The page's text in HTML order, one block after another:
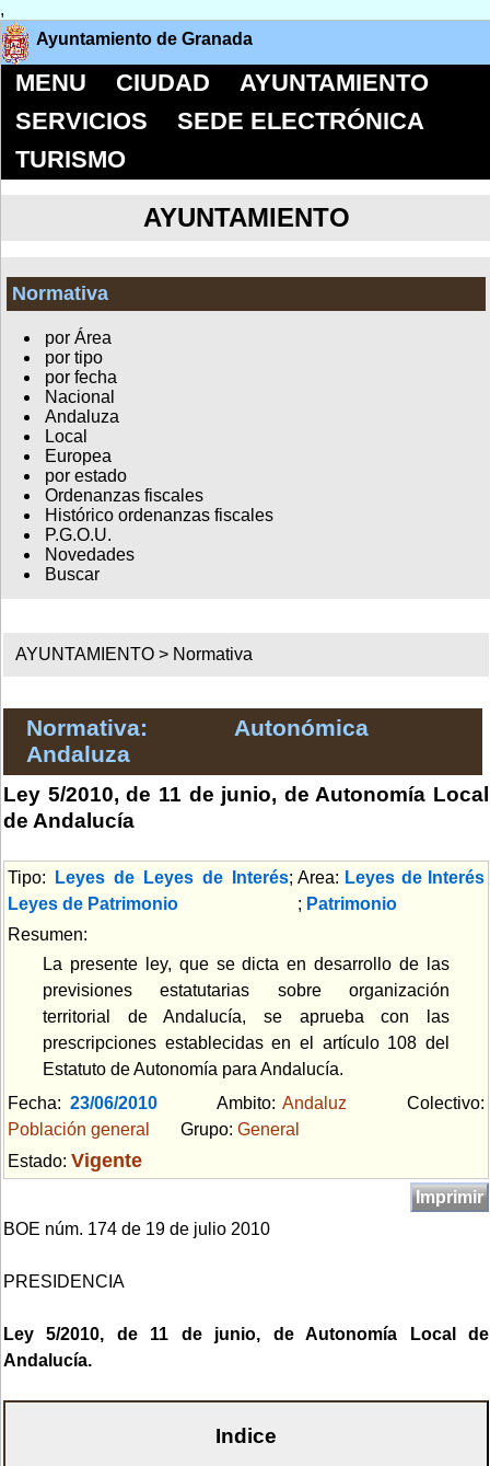
,
Ayuntamiento de Granada
MENU CIUDAD
AYUNTAMIENTO
SERVICIOS
SEDE ELECTRÓNICA
TURISMO
AYUNTAMIENTO
Normativa
por Área
por tipo
por fecha
Nacional
Andaluza
Local
Europea
por estado
Ordenanzas fiscales
Histórico ordenanzas fiscales
P.G.O.U.
Novedades
Buscar
AYUNTAMIENTO > Normativa
Normativa: Autonómica
Andaluza
Ley 5/2010, de 11 de junio, de Autonomía Local
de Andalucía
Tipo: Leyes de Leyes de Interés;
Leyes de Patrimonio
Area: Leyes de Interés
; Patrimonio
Resumen:
La presente ley, que se dicta en desarrollo de las
previsiones estatutarias sobre organización
territorial de Andalucía, se aprueba con las
prescripciones establecidas en el artículo 108 del
Estatuto de Autonomía para Andalucía.
Fecha: 23/06/2010Ambito:Andaluz Colectivo:
Población general
Grupo: General
Estado: Vigente
Imprimir
BOE núm. 174 de 19 de julio 2010
PRESIDENCIA
Ley 5/2010, de 11 de junio, de Autonomía Local de
Andalucía.
Indice